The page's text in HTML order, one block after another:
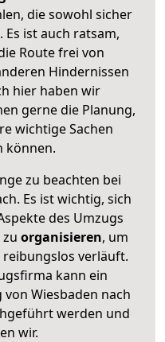
die sowohl sicher
ist auch ratsam,
Route frei von
Hindernissen
hier haben wir
gerne die Planung,
wichtige Sachen
können.
zu beachten bei
Es ist wichtig, sich
des Umzugs
organisieren, um
reibungslos verläuft.
kann ein
Wiesbaden nach
werden und
wir.